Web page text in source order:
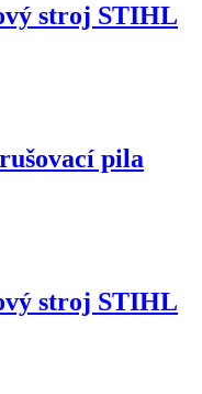
stroj STIHL
pila
stroj STIHL